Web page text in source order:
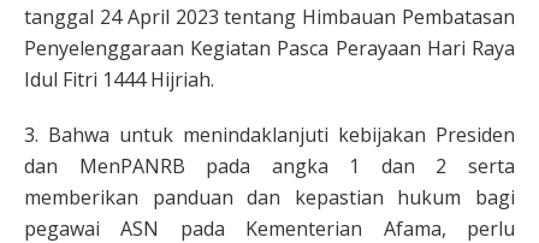
tanggal 24 April 2023 tentang Himbauan Pembatasan
Penyelenggaraan Kegiatan Pasca Perayaan Hari Raya
Idul Fitri 1444 Hijriah.
3. Bahwa untuk menindaklanjuti kebijakan Presiden
dan MenPANRB pada angka 1 dan 2 serta
memberikan panduan dan kepastian hukum bagi
pegawai ASN pada Kementerian Afama, perlu